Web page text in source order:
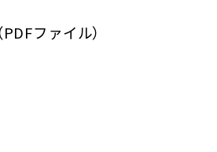
ファイル）